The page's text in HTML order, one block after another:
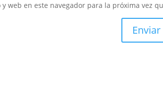
web en este navegador para la próxima vez